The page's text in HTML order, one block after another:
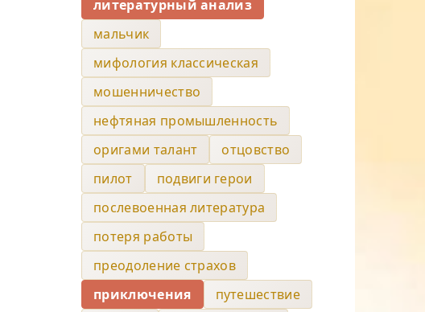
литературный анализ
мальчик
мифология классическая
мошенничество
нефтяная промышленность
оригами талант
отцовство
пилот
подвиги герои
послевоенная литература
потеря работы
преодоление страхов
приключения
путешествие